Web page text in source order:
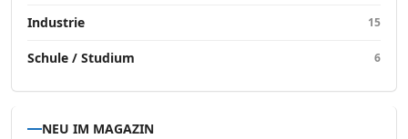
Industrie 15
Schule / Studium 6
NEU IM MAGAZIN